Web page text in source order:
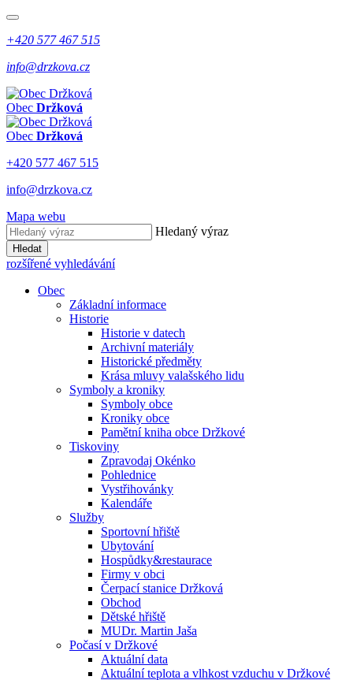
+420 577 467 515
info@drzkova.cz
Obec Držková
Obec Držková
+420 577 467 515
info@drzkova.cz
Mapa webu
Hledaný výraz
Hledat
rozšířené vyhledávání
Obec
Základní informace
Historie
Historie v datech
Archivní materiály
Historické předměty
Krása mluvy valašského lidu
Symboly a kroniky
Symboly obce
Kroniky obce
Pamětní kniha obce Držkové
Tiskoviny
Zpravodaj Okénko
Pohlednice
Vystřihovánky
Kalendáře
Služby
Sportovní hřiště
Ubytování
Hospůdky&restaurace
Firmy v obci
Čerpací stanice Držková
Obchod
Dětské hřiště
MUDr. Martin Jaša
Počasí v Držkové
Aktuální data
Aktuální teplota a vlhkost vzduchu v Držkové